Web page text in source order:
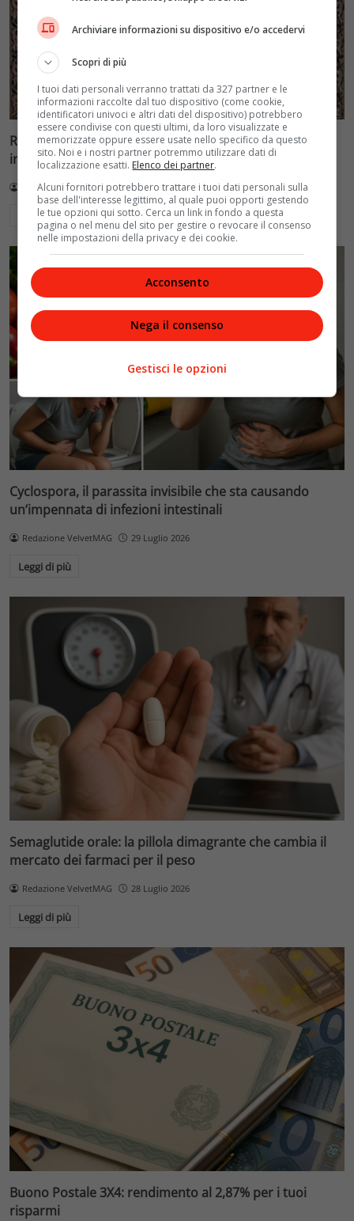
Ragazza di 16 anni salvata dal Bambino Gesù:
intervento record per cisti ovarica di 7 chili
Redazione VelvetMAG 3 Agosto 2026
Leggi di più
Cyclospora, il parassita invisibile che sta causando
un’impennata di infezioni intestinali
Redazione VelvetMAG 29 Luglio 2026
Leggi di più
Semaglutide orale: la pillola dimagrante che cambia il
mercato dei farmaci per il peso
Redazione VelvetMAG 28 Luglio 2026
Leggi di più
Buono Postale 3X4: rendimento al 2,87% per i tuoi
risparmi
Archiviare informazioni su dispositivo e/o accedervi
Scopri di più
I tuoi dati personali verranno trattati da 327 partner e le
informazioni raccolte dal tuo dispositivo (come cookie,
identificatori univoci e altri dati del dispositivo) potrebbero
essere condivise con questi ultimi, da loro visualizzate e
memorizzate oppure essere usate nello specifico da questo
sito. Noi e i nostri partner potremmo utilizzare dati di
localizzazione esatti. Elenco dei partner.
Alcuni fornitori potrebbero trattare i tuoi dati personali sulla
base dell'interesse legittimo, al quale puoi opporti gestendo
le tue opzioni qui sotto. Cerca un link in fondo a questa
pagina o nel menu del sito per gestire o revocare il consenso
nelle impostazioni della privacy e dei cookie.
Acconsento
Nega il consenso
Gestisci le opzioni